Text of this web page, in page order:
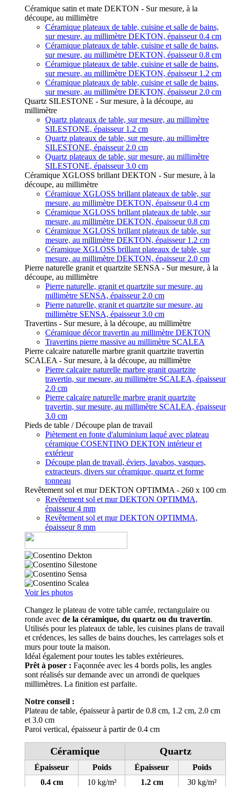
Céramique satin et mate DEKTON - Sur mesure, à la
découpe, au millimètre
Céramique plateaux de table, cuisine et salle de bains,
sur mesure, au millimètre DEKTON, épaisseur 0.4 cm
Céramique plateaux de table, cuisine et salle de bains,
sur mesure, au millimètre DEKTON, épaisseur 0.8 cm
Céramique plateaux de table, cuisine et salle de bains,
sur mesure, au millimètre DEKTON, épaisseur 1.2 cm
Céramique plateaux de table, cuisine et salle de bains,
sur mesure, au millimètre DEKTON, épaisseur 2.0 cm
Quartz SILESTONE - Sur mesure, à la découpe, au
millimètre
Quartz plateaux de table, sur mesure, au millimètre
SILESTONE, épaisseur 1.2 cm
Quartz plateaux de table, sur mesure, au millimètre
SILESTONE, épaisseur 2.0 cm
Quartz plateaux de table, sur mesure, au millimètre
SILESTONE, épaisseur 3.0 cm
Céramique XGLOSS brillant DEKTON - Sur mesure, à la
découpe, au millimètre
Céramique XGLOSS brillant plateaux de table, sur
mesure, au millimètre DEKTON, épaisseur 0.4 cm
Céramique XGLOSS brillant plateaux de table, sur
mesure, au millimètre DEKTON, épaisseur 0.8 cm
Céramique XGLOSS brillant plateaux de table, sur
mesure, au millimètre DEKTON, épaisseur 1.2 cm
Céramique XGLOSS brillant plateaux de table, sur
mesure, au millimètre DEKTON, épaisseur 2.0 cm
Pierre naturelle granit et quartzite SENSA - Sur mesure, à la
découpe, au millimètre
Pierre naturelle, granit et quartzite sur mesure, au
millimètre SENSA, épaisseur 2.0 cm
Pierre naturelle, granit et quartzite sur mesure, au
millimètre SENSA, épaisseur 3.0 cm
Travertins - Sur mesure, à la découpe, au millimètre
Céramique décor travertin au millimètre DEKTON
Travertins pierre massive au millimètre SCALEA
Pierre calcaire naturelle marbre granit quartzite travertin
SCALEA - Sur mesure, à la découpe, au millimètre
Pierre calcaire naturelle marbre granit quartzite
travertin, sur mesure, au millimètre SCALEA, épaisseur
2.0 cm
Pierre calcaire naturelle marbre granit quartzite
travertin, sur mesure, au millimètre SCALEA, épaisseur
3.0 cm
Pieds de table / Découpe plan de travail
Piètement en fonte d'aluminium laqué avec plateau
céramique COSENTINO DEKTON intérieur et
extérieur
Découpe plan de travail, éviers, lavabos, vasques,
extracteurs, divers sur céramique, quartz et forme
tonneau
Revêtement sol et mur DEKTON OPTIMMA - 260 x 100 cm
Revêtement sol et mur DEKTON OPTIMMA,
épaisseur 4 mm
Revêtement sol et mur DEKTON OPTIMMA,
épaisseur 8 mm
Voir les photos
Changez le plateau de votre table carrée, rectangulaire ou
ronde avec de la céramique, du quartz ou du travertin.
Utilisés pour les plateaux de table, les cuisines plans de travail
et crédences, les salles de bains douches, les carrelages sols et
murs pour toute la maison.
Idéal également pour toutes les tables extérieures.
Prêt à poser : Façonnée avec les 4 bords polis, les angles
sont réalisés sur demande avec un arrondi de quelques
millimètres. La finition est parfaite.
Notre conseil :
Plateau de table, épaisseur à partir de 0.8 cm, 1.2 cm, 2.0 cm
et 3.0 cm
Paroi vertical, épaisseur à partir de 0.4 cm
Céramique Quartz
Épaisseur Poids Épaisseur
Poids
0.4 cm
10 kg/m² 1.2 cm
30 kg/m²